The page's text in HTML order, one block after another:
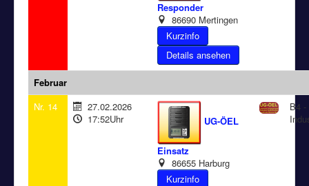
Responder
86690 Mertingen
Details ansehen
Februar
Nr. 14
27.02.2026
17:52Uhr
UG-ÖEL
Einsatz
86655 Harburg
B4 -